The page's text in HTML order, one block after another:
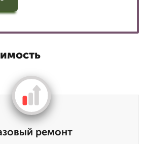
ремонт